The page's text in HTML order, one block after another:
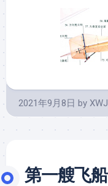
2021年9月8日 by XWJ
第一艘飞船